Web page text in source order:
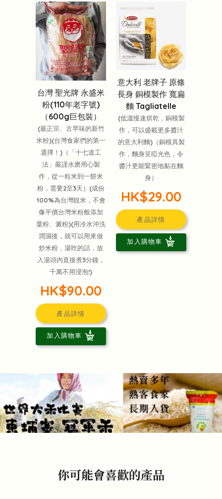
台灣 聖光牌 永盛米
粉(110年老字號)
（600g巨包裝）
(最正宗、古早味的新竹
米粉)(台灣食家們的第一
選擇！)（「十七道工
法」嚴謹水磨用心製
作，從一粒米到一餅米
粉，需要2至3天）(成份
100%為台灣靚米，不會
像平價台灣米粉般添加
粟粉、澱粉)(用冷水沖洗
潤濕後，就可以用來做
炒米粉，湯吃的話，放
入湯頭內直接煮3分鐘，
千萬不用浸泡!)
HK$90.00
產品詳情
加入購物車
意大利 老牌子 原條
長身 銅模製作 寬扁
麵 Tagliatelle
(低溫慢速烘乾，銅模製
作，可以盛載更多醬汁
的意大利麵)（銅模具製
作，麵身呈啞光色，令
醬汁更能緊密地黏在麵
身）
HK$29.00
產品詳情
加入購物車
你可能會喜歡的產品